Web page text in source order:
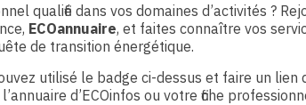
qualifié dans vos domaines d’activités ?
ECOannuaire, et faites connaître vos
de transition énergétique.
utilisé le badge ci-dessus et faire un lien
d’ECOinfos ou votre fiche